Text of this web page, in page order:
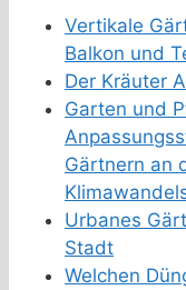
Vertikale
Balkon und
Der Kräuter
Garten und
Gärtnern an
Urbanes
Stadt
Welchen